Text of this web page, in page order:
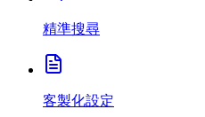
精準搜尋
客製化設定